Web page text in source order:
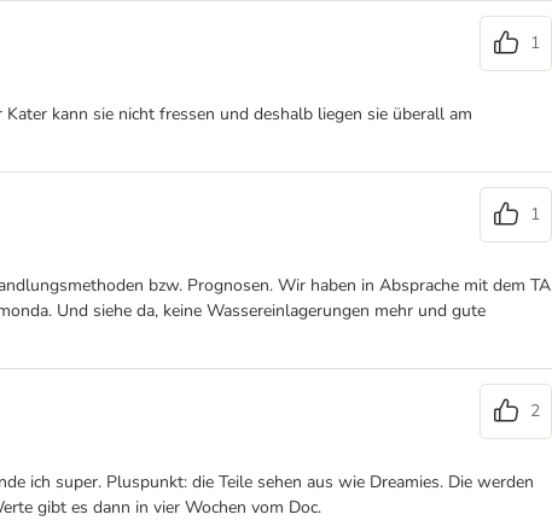
1
kann sie nicht fressen und deshalb liegen sie überall am
1
bzw. Prognosen. Wir haben in Absprache mit dem TA
Und siehe da, keine Wassereinlagerungen mehr und gute
2
ich super. Pluspunkt: die Teile sehen aus wie Dreamies. Die werden
gibt es dann in vier Wochen vom Doc.